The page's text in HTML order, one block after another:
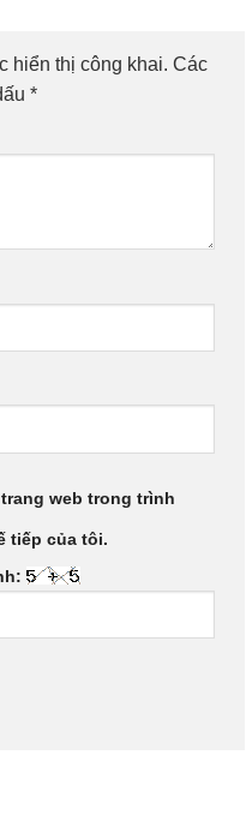
hiển thị công khai. Các
*
web trong trình
tiếp của tôi.